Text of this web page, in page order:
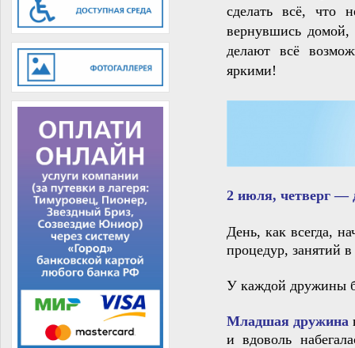
сделать всё, что
вернувшись
делают всё
яркими!
2 июля, четверг —
День, как всегда,
процедур, занятий
У каждой дружины
Младшая дружина
и вдоволь